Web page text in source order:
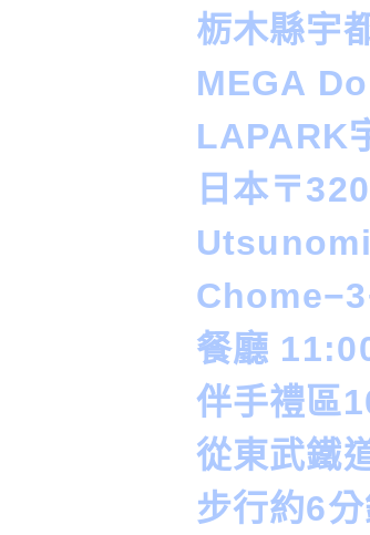
栃木縣宇
MEGA
LAPARK
日本〒
餐廳
伴手禮區
從東武鐵
步行約6